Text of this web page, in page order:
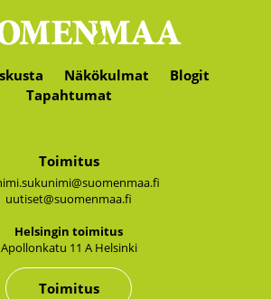
Näkökulmat
Blogit
Tapahtumat
Toimitus
uutiset@suomenmaa.fi
Hel­sin­gin toi­mi­tus
Apol­lon­ka­tu 11 A Hel­sin­ki
Toimitus